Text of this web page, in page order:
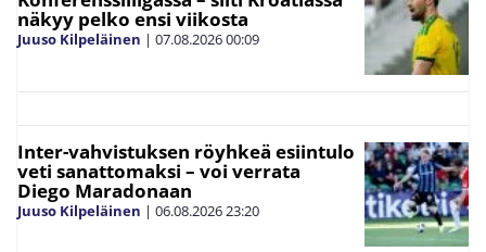
näkyy pelko ensi viikosta
Juuso Kilpeläinen | 07.08.202600:09
Inter-vahvistuksen röyhkeä esiintulo
veti sanattomaksi – voi verrata
Diego Maradonaan
Juuso Kilpeläinen | 06.08.202623:20